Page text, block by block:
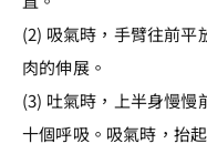
(2) 吸氣時，手臂往前平
肉的伸展。
(3) 吐氣時，上半身慢慢
十個呼吸。吸氣時，抬